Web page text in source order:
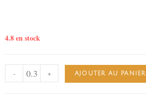
4.8 en stock
- + AJOUTER AU PANIER